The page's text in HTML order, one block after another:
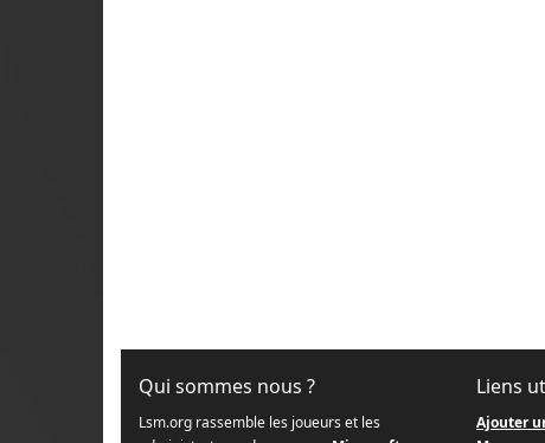
Qui sommes nous ?
Lsm.org rassemble les joueurs et les
Liens
Ajouter